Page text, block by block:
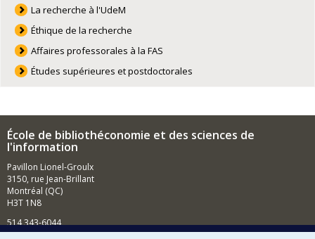
La recherche à l'UdeM
Éthique de la recherche
Affaires professorales à la FAS
Études supérieures et postdoctorales
École de bibliothéconomie et des sciences de
l'information
Pavillon Lionel-Groulx
3150, rue Jean-Brillant
Montréal (QC)
H3T 1N8
514 343-6044